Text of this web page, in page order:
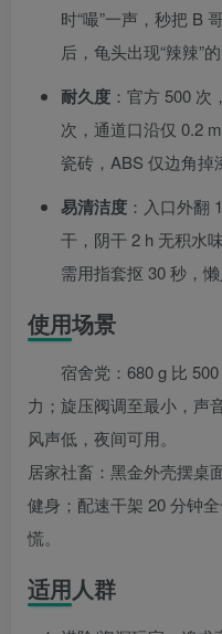
时“嘬”一声，秒把 B
后，龟头出现“辣辣”
耐久度 ：官方 500 次
次，通道口沿仅 0.2
瓷砖，ABS 仅边角掉
易清洁度 ：入口外翻
干，阴干 2 h 无积水
需用指套抠 30 秒，懒
使用场景
宿舍党：680 g 比
力；旋压阀调至最小，声
风声低，夜间可用。
居家社畜：黑金外壳摆桌
健身；配速干架 20 分钟
慌。
适用人群